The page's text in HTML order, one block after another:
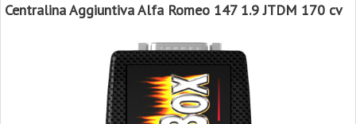
Centralina Aggiuntiva Alfa Romeo 147 1.9 JTDM 170 cv